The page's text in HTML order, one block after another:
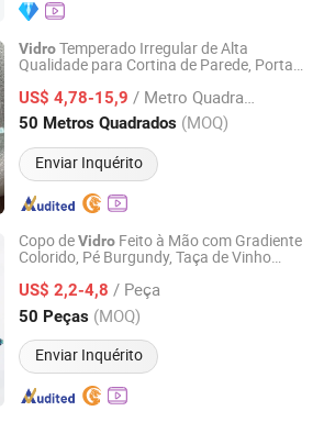
VidroTemperado Irregular de Alta
Qualidade para Cortina de Parede, Porta
Edifícios/ Produtos Eletrônicos e
Eletro doméstico s
US$ 4,78-15,9 / Metro Quadrado
50 Metros Quadrados (MOQ)
Enviar Inquérito
Ltd.
Desde 2022
Copo deVidro Feito à Mão com Gradiente
Colorido, Pé Burgundy, Taça de Vinho
US$ 2,2-4,8 / Peça
50 Peças (MOQ)
Enviar Inquérito
Glass Co., Ltd.
Desde 2021